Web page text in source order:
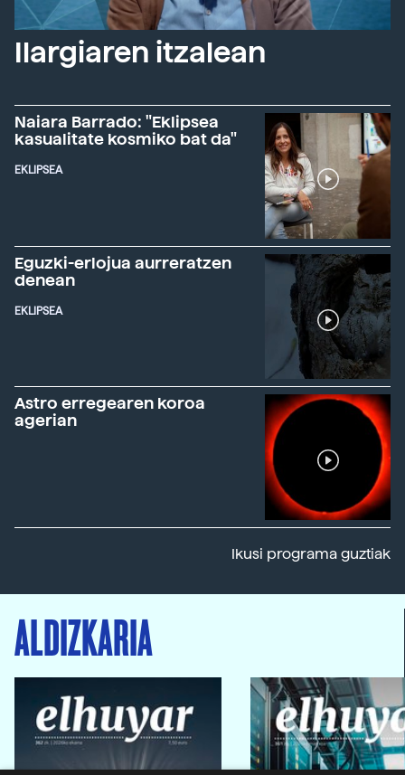
Ilargiaren itzalean
Naiara Barrado: "Eklipsea
kasualitate kosmiko bat da"
EKLIPSEA
Eguzki-erlojua aurreratzen
denean
EKLIPSEA
Astro erregearen koroa
agerian
Ikusi programa guztiak
ALDIZKARIA